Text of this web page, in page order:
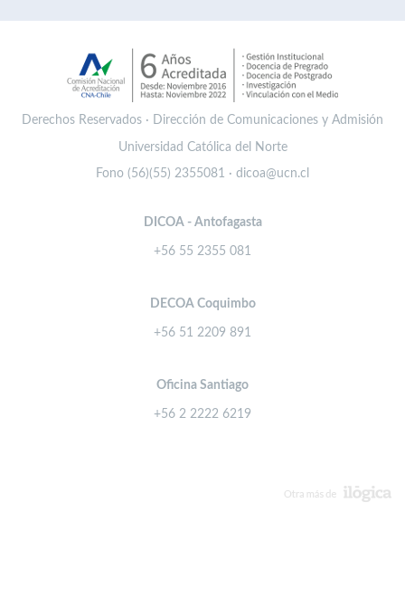
Derechos Reservados · Dirección de Comunicaciones y Admisión
Universidad Católica del Norte
Fono (56)(55) 2355081 · dicoa@ucn.cl
DICOA - Antofagasta
+56 55 2355 081
DECOA Coquimbo
+56 51 2209 891
Oficina Santiago
+56 2 2222 6219